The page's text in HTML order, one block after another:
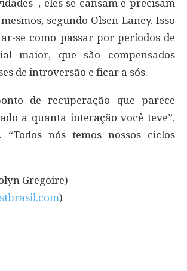
eles se cansam e precisam
segundo Olsen Laney. Isso
se como passar por períodos de
maior, que são compensados
de introversão e ficar a sós.
de recuperação que parece
a quanta interação você teve”,
“Todos nós temos nossos ciclos
Gregoire)
)